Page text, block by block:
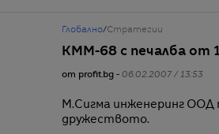
Глобално/Стратегии
КММ-68 с печалба от
от profit.bg - 06.02.2007 / 13:53
М.Сигма инженеринг ООД
дружеството.